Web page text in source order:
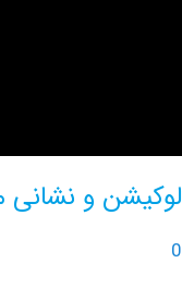
و نشانی